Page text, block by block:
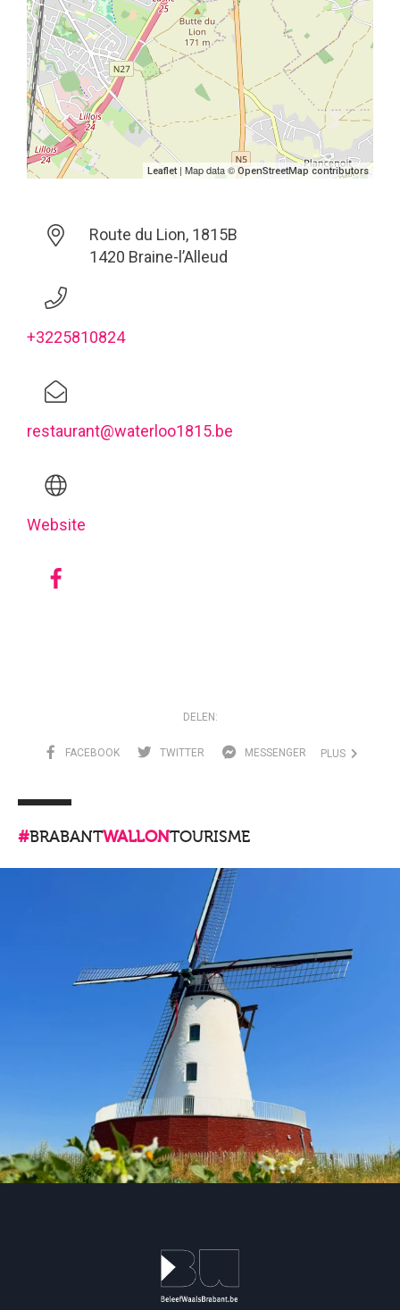
Leaflet | Map data ©OpenStreetMap contributors
Route du Lion, 1815B
1420 Braine-l’Alleud
+3225810824
restaurant@waterloo1815.be
Website
DELEN:
FACEBOOK TWITTER MESSENGER PLUS
#BRABANTWALLONTOURISME